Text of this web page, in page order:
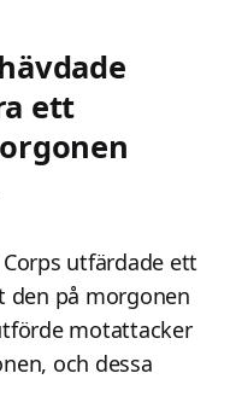
ett
utfärdade ett
den på morgonen
motattacker
och dessa